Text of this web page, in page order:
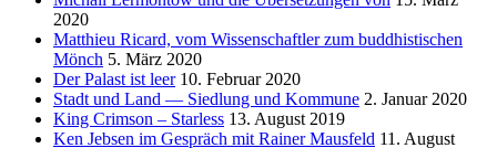
2020
Matthieu Ricard, vom Wissenschaftler zum buddhistischen
Mönch 5. März 2020
Der Palast ist leer 10. Februar 2020
Stadt und Land — Siedlung und Kommune 2. Januar 2020
King Crimson – Starless 13. August 2019
Ken Jebsen im Gespräch mit Rainer Mausfeld 11. August